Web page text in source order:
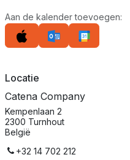
Aan de kalender toevoegen:
Locatie
Catena Company
Kempenlaan 2
2300 Turnhout
België
+32 14 702 212